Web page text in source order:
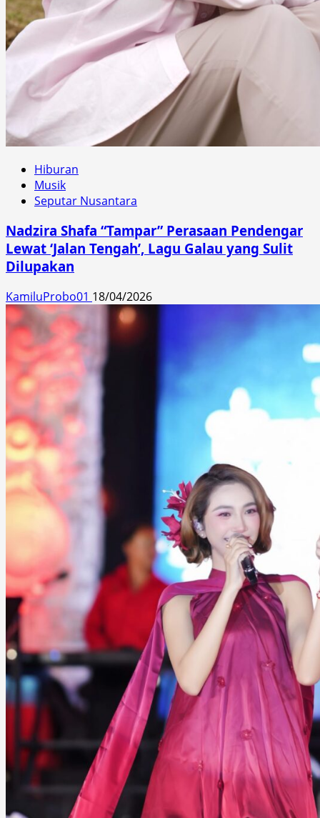
Hiburan
Musik
Seputar Nusantara
Nadzira Shafa “Tampar” Perasaan Pendengar
Lewat ‘Jalan Tengah’, Lagu Galau yang Sulit
Dilupakan
KamiluProbo01 18/04/2026